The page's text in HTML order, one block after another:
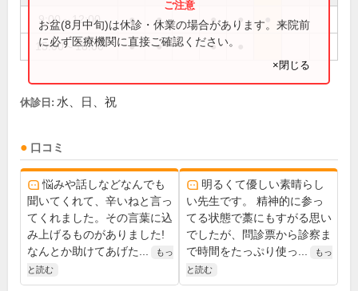
9:00～12:00 ● ● ● ●
15:00～18:00 ● ● ●
お盆(8月中旬)は休診・休業の場合があります。来院前
に必ず医療機関に直接ご確認ください。
×閉じる
休診日: 水、日、祝
口コミ
悩みや話しなどなんでも
聞いてくれて、辛いねと言っ
てくれました。その言葉に込
み上げるものがありました!
なんとか助けてあげた...
もっ
と読む
明るくて優しい素晴らし
い先生です。 精神的に参っ
てる状態で藁にもすがる思い
でしたが、問診票から診察ま
で時間をたっぷり使っ...
もっ
と読む